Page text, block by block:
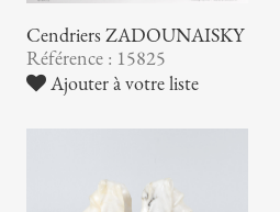
Cendriers ZADOUNAISKY
Référence : 15825
Ajouter à votre liste